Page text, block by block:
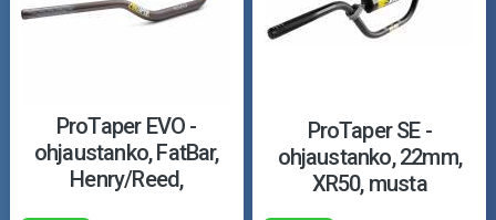
ProTaper EVO -
ohjaustanko, FatBar,
Henry/Reed,
ProTaper SE -
ohjaustanko, 22mm,
XR50, musta